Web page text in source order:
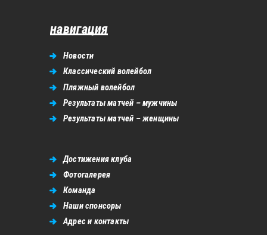
навигация
Новости
Классический волейбол
Пляжный волейбол
Результаты матчей – мужчины
Результаты матчей – женщины
Достижения клуба
Фотогалерея
Команда
Наши спонсоры
Адрес и контакты